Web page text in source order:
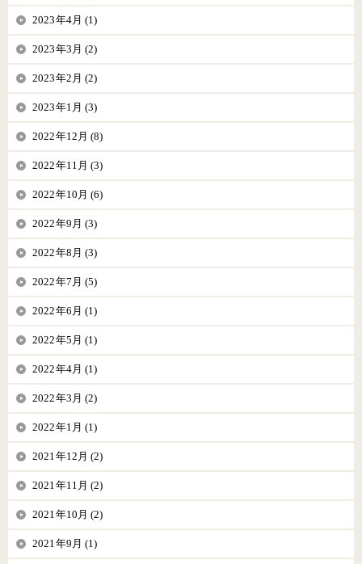
2023年4月 (1)
2023年3月 (2)
2023年2月 (2)
2023年1月 (3)
2022年12月 (8)
2022年11月 (3)
2022年10月 (6)
2022年9月 (3)
2022年8月 (3)
2022年7月 (5)
2022年6月 (1)
2022年5月 (1)
2022年4月 (1)
2022年3月 (2)
2022年1月 (1)
2021年12月 (2)
2021年11月 (2)
2021年10月 (2)
2021年9月 (1)